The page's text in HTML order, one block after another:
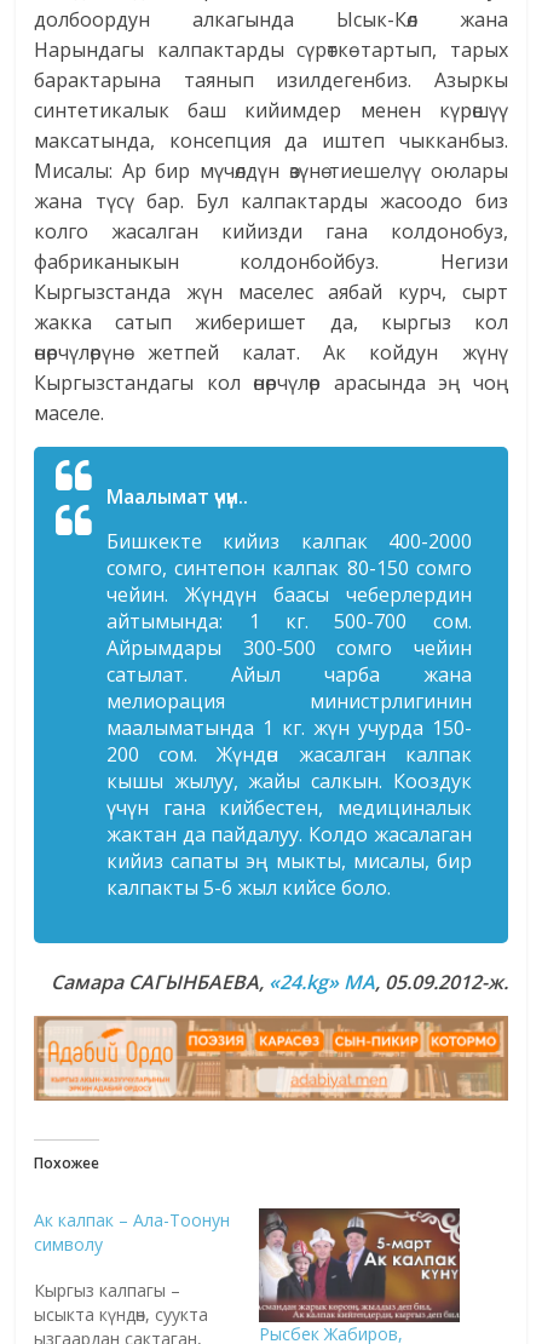
долбоордун алкагында Ысык-Көл жана
Нарындагы калпактарды сүрөткө тартып, тарых
барактарына таянып изилдегенбиз. Азыркы
синтетикалык баш кийимдер менен күрөшүү
максатында, консепция да иштеп чыкканбыз.
Мисалы: Ар бир мүчөлдүн өзүнө тиешелүү оюлары
жана түсү бар. Бул калпактарды жасоодо биз
колго жасалган кийизди гана колдонобуз,
фабриканыкын колдонбойбуз. Негизи
Кыргызстанда жүн маселес аябай курч, сырт
жакка сатып жиберишет да, кыргыз кол
өнөрчүлөрүнө жетпей калат. Ак койдун жүнү
Кыргызстандагы кол өнөрчүлөр арасында эң чоң
маселе.
Маалымат үчүн..
Бишкекте кийиз калпак 400-2000
сомго, синтепон калпак 80-150 сомго
чейин. Жүндүн баасы чеберлердин
айтымында: 1 кг. 500-700 сом.
Айрымдары 300-500 сомго чейин
сатылат. Айыл чарба жана
мелиорация министрлигинин
маалыматында 1 кг. жүн учурда 150-
200 сом. Жүндөн жасалган калпак
кышы жылуу, жайы салкын. Кооздук
үчүн гана кийбестен, медициналык
жактан да пайдалуу. Колдо жасалаган
кийиз сапаты эң мыкты, мисалы, бир
калпакты 5-6 жыл кийсе боло.
Самара САГЫНБАЕВА, «24.kg» MA, 05.09.2012-ж.
Похожее
Ак калпак – Ала-Тоонун
символу
Кыргыз калпагы –
ысыкта күндөн, суукта
ызгаардан сактаган,
Рысбек Жабиров,